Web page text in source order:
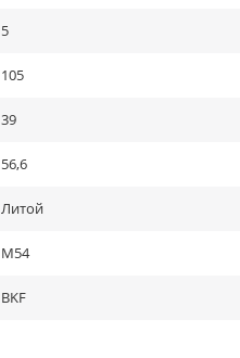
5
105
39
56,6
Литой
M54
BKF